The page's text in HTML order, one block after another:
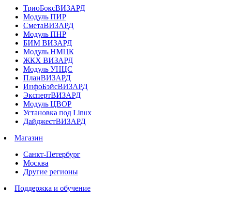
ТриоБоксВИЗАРД
Модуль ПИР
СметаВИЗАРД
Модуль ПНР
БИМ ВИЗАРД
Модуль НМЦК
ЖКХ ВИЗАРД
Модуль УНЦС
ПланВИЗАРД
ИнфоБэйсВИЗАРД
ЭкспертВИЗАРД
Модуль ЦВОР
Установка под Linux
ДайджестВИЗАРД
Магазин
Санкт-Петербург
Москва
Другие регионы
Поддержка и обучение